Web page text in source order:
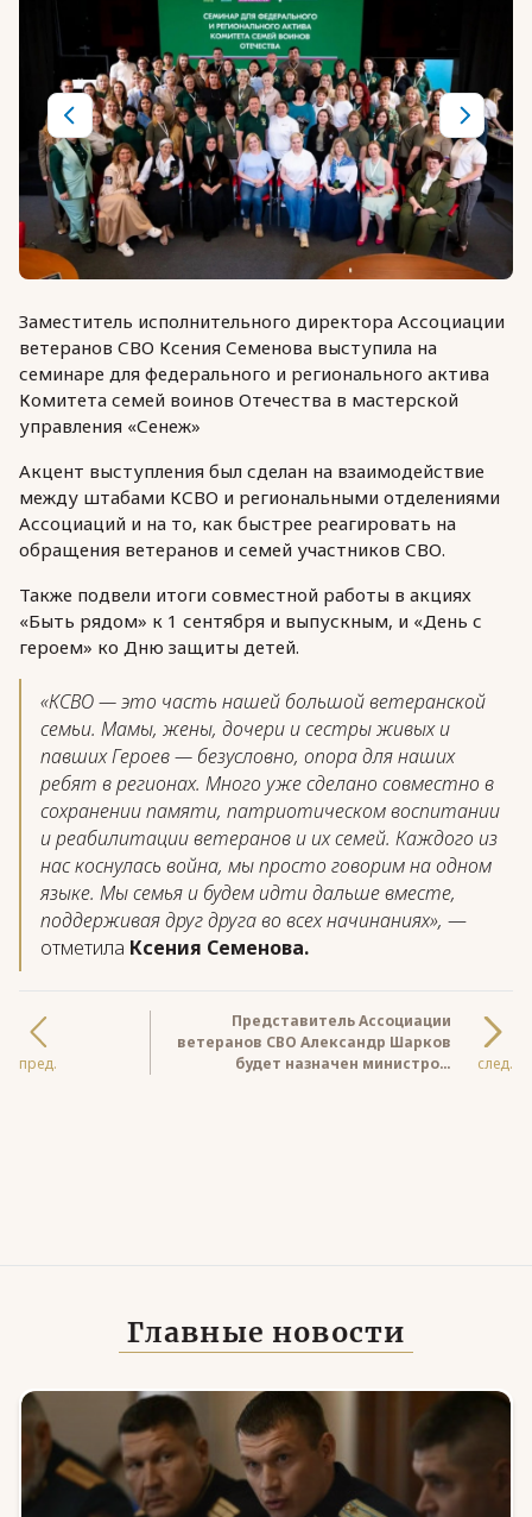
Заместитель исполнительного директора Ассоциации
ветеранов СВО Ксения Семенова выступила на
семинаре для федерального и регионального актива
Комитета семей воинов Отечества в мастерской
управления «Сенеж»
Акцент выступления был сделан на взаимодействие
между штабами КСВО и региональными отделениями
Ассоциаций и на то, как быстрее реагировать на
обращения ветеранов и семей участников СВО.
Также подвели итоги совместной работы в акциях
«Быть рядом» к 1 сентября и выпускным, и «День с
героем» ко Дню защиты детей.
«КСВО — это часть нашей большой ветеранской
семьи. Мамы, жены, дочери и сестры живых и
павших Героев — безусловно, опора для наших
ребят в регионах. Много уже сделано совместно в
сохранении памяти, патриотическом воспитании
и реабилитации ветеранов и их семей. Каждого из
нас коснулась война, мы просто говорим на одном
языке. Мы семья и будем идти дальше вместе,
поддерживая друг друга во всех начинаниях», —
отметила Ксения Семенова.
пред.
Представитель Ассоциации
ветеранов СВО Александр Шарков
будет назначен министром
след.
Главные новости